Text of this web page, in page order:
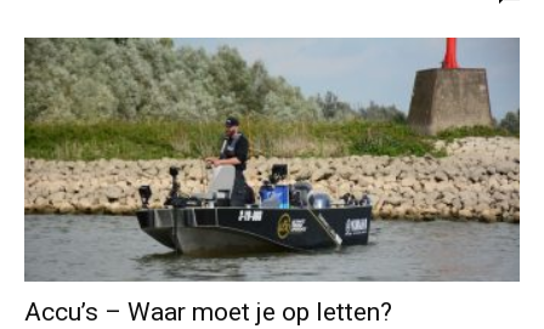
Accu’s – Waar moet je op letten?